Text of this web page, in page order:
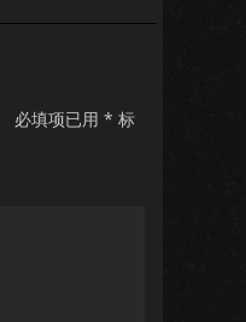
必填项已用 * 标